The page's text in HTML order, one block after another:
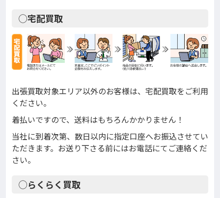
◯宅配買取
出張買取対象エリア以外のお客様は、宅配買取をご利用
ください。
着払いですので、送料はもちろんかかりません！
当社に到着次第、数日以内に指定口座へお振込させてい
ただきます。お送り下さる前にはお電話にてご連絡くだ
さい。
◯らくらく買取